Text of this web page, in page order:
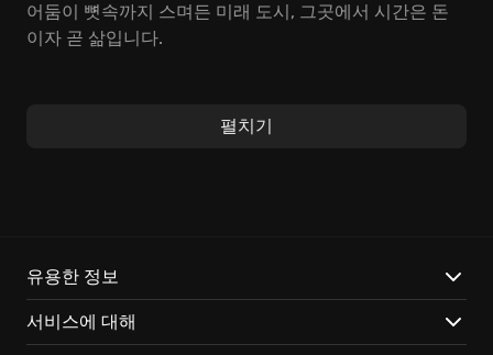
어둠이 뼛속까지 스며든 미래 도시, 그곳에서 시간은 돈
이자 곧 삶입니다.
은, 단순한 게임 그 이상입니다. 로그라이크 방식으로
Black Future '88은 차원이 다른 게임 경험을 선사합니
다.
펼치기
유용한 정보
서비스에 대해